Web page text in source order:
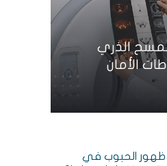
الذري
الأمان
ظهور الحبوب في